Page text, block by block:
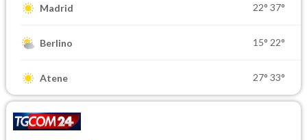
Madrid 22° 37°
Berlino 15° 22°
Atene 27° 33°